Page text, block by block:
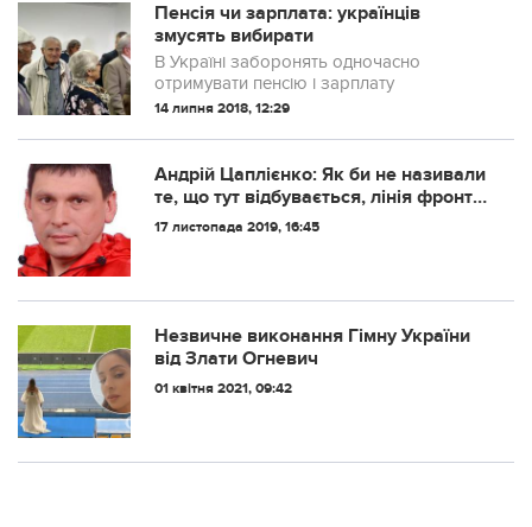
Пенсія чи зарплата: українців
змусять вибирати
В Україні заборонять одночасно
отримувати пенсію і зарплату
14 липня 2018, 12:29
Андрій Цаплієнко: Як би не називали
те, що тут відбувається, лінія фронту
пересувається в бік Києва.
17 листопада 2019, 16:45
Незвичне виконання Гімну України
від Злати Огневич
01 квітня 2021, 09:42